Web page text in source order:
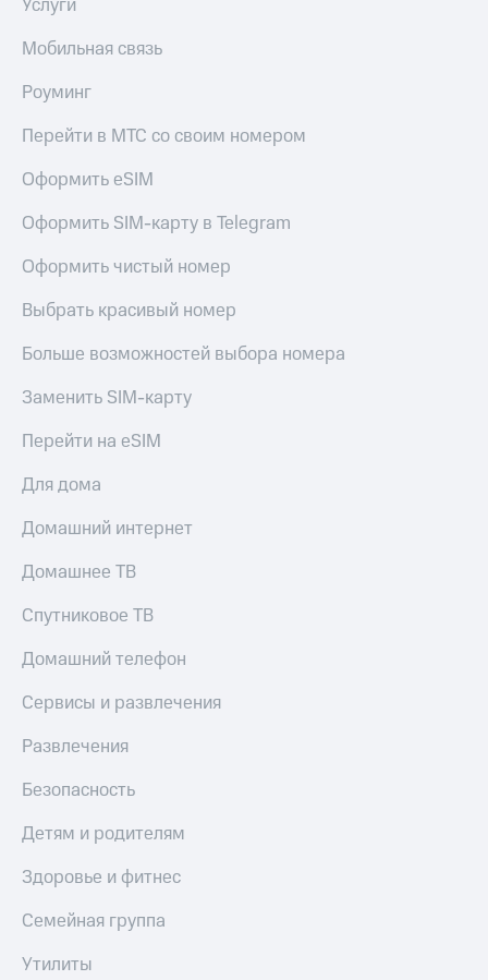
Услуги
Мобильная связь
Роуминг
Перейти в МТС со своим номером
Оформить eSIM
Оформить SIM-карту в Telegram
Оформить чистый номер
Выбрать красивый номер
Больше возможностей выбора номера
Заменить SIM-карту
Перейти на eSIM
Для дома
Домашний интернет
Домашнее ТВ
Спутниковое ТВ
Домашний телефон
Сервисы и развлечения
Развлечения
Безопасность
Детям и родителям
Здоровье и фитнес
Семейная группа
Утилиты